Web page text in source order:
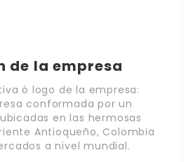
de la empresa
ó logo de la empresa:
conformada por un
en las hermosas
Antioqueño, Colombia
a nivel mundial.